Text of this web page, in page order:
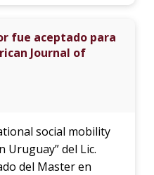
fue aceptado para
Journal of
social mobility
del Lic.
del Master en